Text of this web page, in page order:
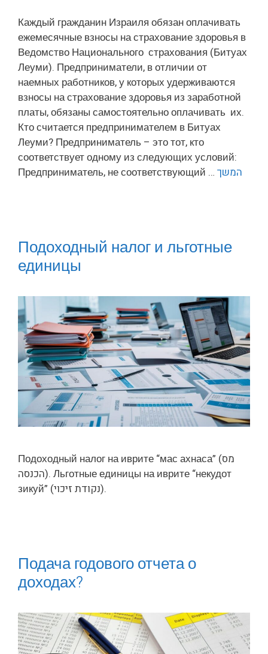
Каждый гражданин Израиля обязан оплачивать
ежемесячные взносы на страхование здоровья в
Ведомство Национального страхования (Битуах
Леуми). Предприниматели, в отличии от
наемных работников, у которых удерживаются
взносы на страхование здоровья из заработной
платы, обязаны самостоятельно оплачивать их.
Кто считается предпринимателем в Битуах
Леуми? Предприниматель – это тот, кто
соответствует одному из следующих условий:
Предприниматель, не соответствующий … המשך
Подоходный налог и льготные
единицы
Подоходный налог на иврите “мас ахнаса” (מס
הכנסה). Льготные единицы на иврите “некудот
зикуй” (נקודת זיכוי).
Подача годового отчета о
доходах?